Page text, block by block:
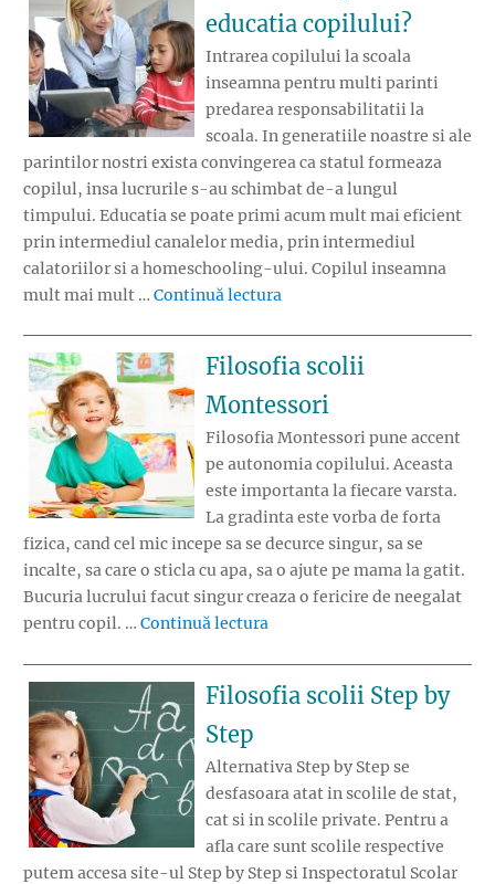
educatia copilului?
Intrarea copilului la scoala
inseamna pentru multi parinti
predarea responsabilitatii la
scoala. In generatiile noastre si ale
parintilor nostri exista convingerea ca statul formeaza
copilul, insa lucrurile s-au schimbat de-a lungul
timpului. Educatia se poate primi acum mult mai eficient
prin intermediul canalelor media, prin intermediul
calatoriilor si a homeschooling-ului. Copilul inseamna
mult mai mult … Continuă lectura
Filosofia scolii
Montessori
Filosofia Montessori pune accent
pe autonomia copilului. Aceasta
este importanta la fiecare varsta.
La gradinta este vorba de forta
fizica, cand cel mic incepe sa se decurce singur, sa se
incalte, sa care o sticla cu apa, sa o ajute pe mama la gatit.
Bucuria lucrului facut singur creaza o fericire de neegalat
pentru copil. … Continuă lectura
Filosofia scolii Step by
Step
Alternativa Step by Step se
desfasoara atat in scolile de stat,
cat si in scolile private. Pentru a
afla care sunt scolile respective
putem accesa site-ul Step by Step si Inspectoratul Scolar